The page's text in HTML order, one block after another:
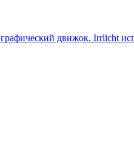
движок. Irrlicht